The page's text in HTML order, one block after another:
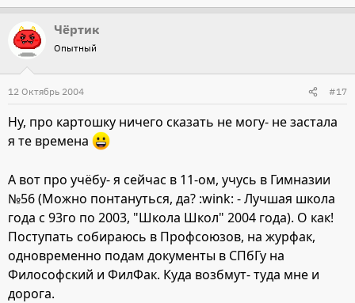
Чёртик
Опытный
12 Октябрь 2004 #17
Ну, про картошку ничего сказать не могу- не застала
я те времена
А вот про учёбу- я сейчас в 11-ом, учусь в Гимназии
№56 (Можно понтануться, да? :wink: - Лучшая школа
года с 93го по 2003, "Школа Школ" 2004 года). О как!
Поступать собираюсь в Профсоюзов, на журфак,
одновременно подам документы в СПбГу на
Философский и ФилФак. Куда возбмут- туда мне и
дорога.